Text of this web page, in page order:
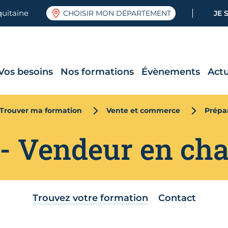
CHOISIR MON DÉPARTEMENT JE
besoins Nos formations Évènements
Trouver ma formation Vente et commerce
Vendeur en
Trouvez votre formation Contact